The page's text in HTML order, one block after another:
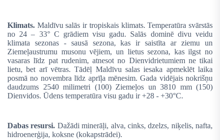
Klimats. Maldīvu salās ir tropiskais klimats. Temperatūra svārstās
no 24 – 33° C grādiem visu gadu. Salās dominē divu veidu
klimata sezonas - sausā sezona, kas ir saistīta ar ziemu un
Ziemeļaustrumu musonu vējiem, un lietus sezona, kas ilgst no
vasaras līdz pat rudenim, atnesot no Dienvidrietumiem ne tikai
lietu, bet arī vētras. Tādēļ Maldīvu salas iesaka apmeklēt laika
posmā no novembra līdz aprīļa mēnesim. Gada vidējais nokrišņu
daudzums 2540 milimetri (100) Ziemeļos un 3810 mm (150)
Dienvidos. Ūdens temperatūra visu gadu ir +28 - +30°C.
Dabas resursi. Dažādi minerāļi, alva, cinks, dzelzs, niķelis, nafta,
hidroenerģija, koksne (kokapstrādei).